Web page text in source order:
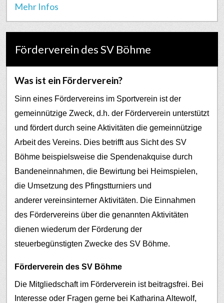
Mehr Infos
Förderverein des SV Böhme
Was ist ein Förderverein?
Sinn eines Fördervereins im Sportverein ist der
gemeinnützige Zweck, d.h. der Förderverein unterstützt
und fördert durch seine Aktivitäten die gemeinnützige
Arbeit des Vereins. Dies betrifft aus Sicht des SV
Böhme beispielsweise die Spendenakquise durch
Bandeneinnahmen, die Bewirtung bei Heimspielen,
die Umsetzung des Pfingstturniers und
anderer vereinsinterner Aktivitäten. Die Einnahmen
des Fördervereins über die genannten Aktivitäten
dienen wiederum der Förderung der
steuerbegünstigten Zwecke des SV Böhme.
Förderverein des SV Böhme
Die Mitgliedschaft im Förderverein ist beitragsfrei. Bei
Interesse oder Fragen gerne bei Katharina Altewolf,